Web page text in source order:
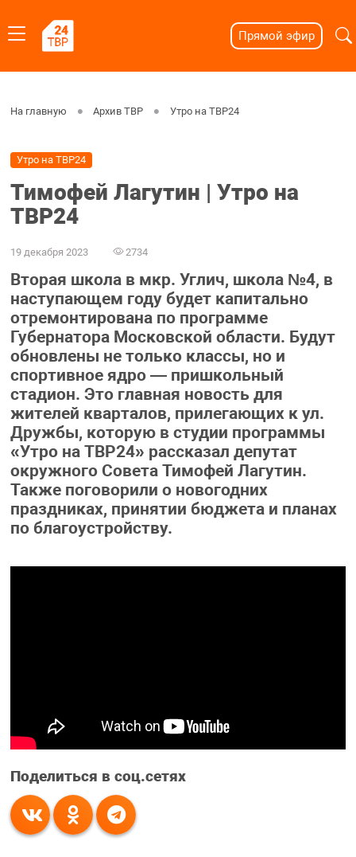
Прямой эфир
На главную Архив ТВР Утро на ТВР24
Утро на ТВР24
Тимофей Лагутин | Утро на
ТВР24
19 декабря 2023 2734
Вторая школа в мкр. Углич, школа №4, в
наступающем году будет капитально
отремонтирована по программе
Губернатора Московской области. Будут
обновлены не только классы, но и
спортивное ядро — пришкольный
стадион. Это главная новость для
жителей кварталов, прилегающих к ул.
Дружбы, которую в студии программы
«Утро на ТВР24» рассказал депутат
окружного Совета Тимофей Лагутин.
Также поговорили о новогодних
праздниках, принятии бюджета и планах
по благоустройству.
Поделиться в соц.сетях